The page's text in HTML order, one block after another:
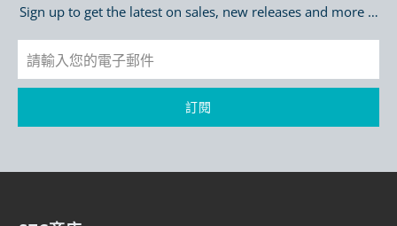
Sign up to get the latest on sales, new releases and more …